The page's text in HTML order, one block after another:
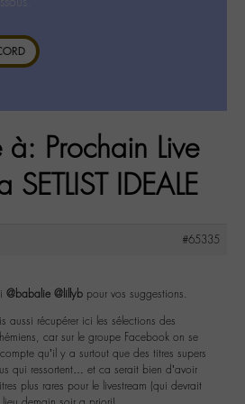
à: Prochain Live
SETLIST IDEALE
#65335
@babalie @lillyb pour vos suggestions.
aussi récupérer ici les sélections des
car sur le groupe Facebook on se
qu’il y a surtout que des titres supers
qui ressortent… et ca serait bien d’avoir
plus rares pour le livestream (qui devrait